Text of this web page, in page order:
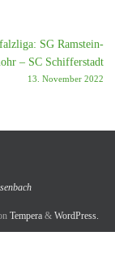
SG Ramstein-
– SC Schifferstadt
13. November 2022
Tempera & WordPress.